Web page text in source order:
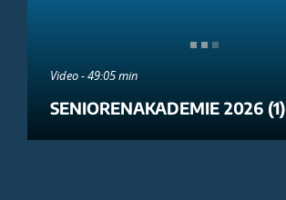
Video - 49:05 min
SENIORENAKADEMIE 2026 (1)